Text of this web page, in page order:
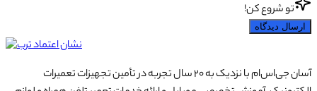
تو شروع کن!
ارسال دیدگاه
آسان جی‌اس‌ام با نزدیک به ۲۰ سال تجربه در تأمین تجهیزات تعمیرات